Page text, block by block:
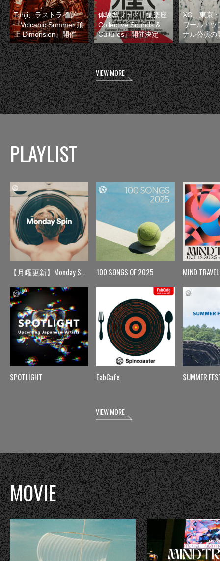
Tohji、ラストライブ
『Volcanic Summer 頂
上 Dimension』開催
体験型フェス『集楽座
Collective Sounds &
Cultures』開催決定
XG、東京
ワールドツ
ナル公演の
VIEW MORE
PLAYLIST
【月曜更新】Monday Spin
SPOTLIGHT
100 SONGS OF 2025
FabCafe
MIND TRAVEL
SUMMER
VIEW MORE
MOVIE